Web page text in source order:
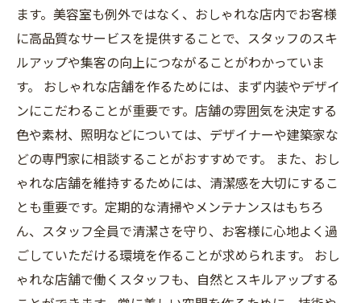
ます。美容室も例外ではなく、おしゃれな店内でお客様
に高品質なサービスを提供することで、スタッフのスキ
ルアップや集客の向上につながることがわかっていま
す。 おしゃれな店舗を作るためには、まず内装やデザイ
ンにこだわることが重要です。店舗の雰囲気を決定する
色や素材、照明などについては、デザイナーや建築家な
どの専門家に相談することがおすすめです。 また、おし
ゃれな店舗を維持するためには、清潔感を大切にするこ
とも重要です。定期的な清掃やメンテナンスはもちろ
ん、スタッフ全員で清潔さを守り、お客様に心地よく過
ごしていただける環境を作ることが求められます。 おし
ゃれな店舗で働くスタッフも、自然とスキルアップする